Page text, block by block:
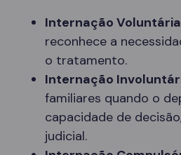
Internação
reconhece a
o tratamento.
Internação
familiares quando o
capacidade de
judicial.